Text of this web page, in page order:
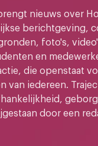
nieuws over
berichtgeving,
foto's,
en
die openstaat
van iedereen.
door een